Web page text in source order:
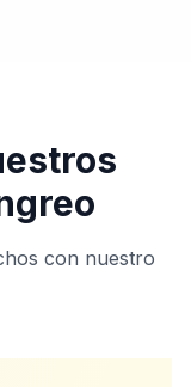
con nuestro